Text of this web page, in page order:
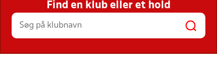
STILLINGER, RESULTATER, KLUBBER OG
HOLD
Find en klub eller et hold